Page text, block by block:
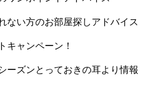
ない方のお部屋探しアドバイス
キャンペーン！
ーズンとっておきの耳より情報